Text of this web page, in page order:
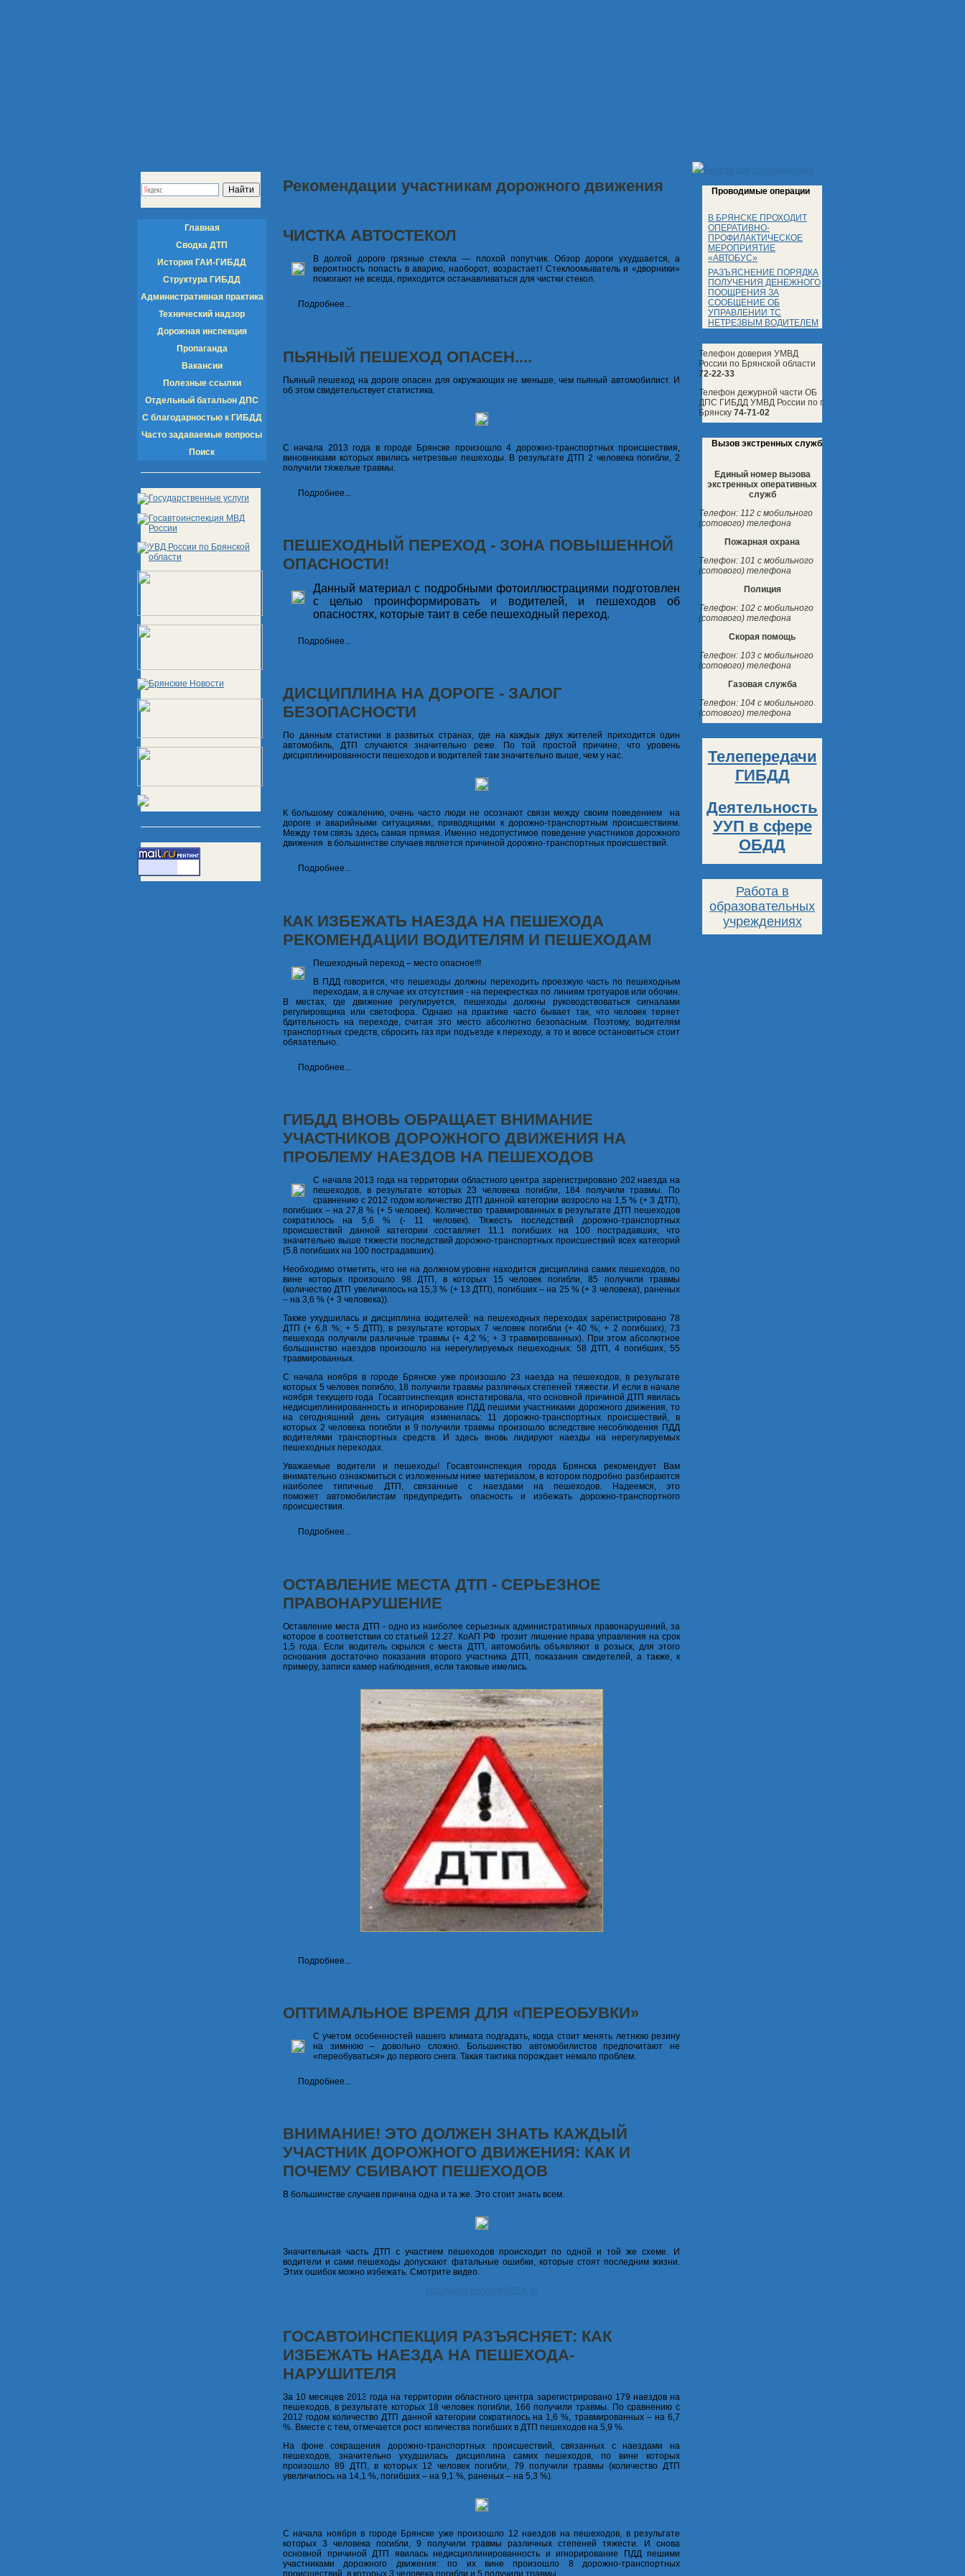
Главная
Сводка ДТП
История ГАИ-ГИБДД
Структура ГИБДД
Административная практика
Технический надзор
Дорожная инспекция
Пропаганда
Вакансии
Полезные ссылки
Отдельный батальон ДПС
С благодарностью к ГИБДД
Часто задаваемые вопросы
Поиск
Рекомендации участникам дорожного движения
ЧИСТКА АВТОСТЕКОЛ
В долгой дороге грязные стекла — плохой попутчик. Обзор дороги ухудшается, а
вероятность попасть в аварию, наоборот, возрастает! Стеклоомыватель и «дворники»
помогают не всегда, приходится останавливаться для чистки стекол.
Подробнее...
ПЬЯНЫЙ ПЕШЕХОД ОПАСЕН....
Пьяный пешеход на дороге опасен для окружающих не меньше, чем пьяный автомобилист. И
об этом свидетельствует статистика.
С начала 2013 года в городе Брянске произошло 4 дорожно-транспортных происшествия,
виновниками которых явились нетрезвые пешеходы. В результате ДТП 2 человека погибли, 2
получили тяжелые травмы.
Подробнее...
ПЕШЕХОДНЫЙ ПЕРЕХОД - ЗОНА ПОВЫШЕННОЙ
ОПАСНОСТИ!
Данный материал с подробными фотоиллюстрациями подготовлен
с целью проинформировать и водителей, и пешеходов об
опасностях, которые таит в себе пешеходный переход.
Подробнее...
ДИСЦИПЛИНА НА ДОРОГЕ - ЗАЛОГ
БЕЗОПАСНОСТИ
По данным статистики в развитых странах, где на каждых двух жителей приходится один
автомобиль, ДТП случаются значительно реже. По той простой причине, что уровень
дисциплинированности пешеходов и водителей там значительно выше, чем у нас.
К большому сожалению, очень часто люди не осознают связи между своим поведением на
дороге и аварийными ситуациями, приводящими к дорожно-транспортным происшествиям.
Между тем связь здесь самая прямая. Именно недопустимое поведение участников дорожного
движения в большинстве случаев является причиной дорожно-транспортных происшествий.
Подробнее...
КАК ИЗБЕЖАТЬ НАЕЗДА НА ПЕШЕХОДА
РЕКОМЕНДАЦИИ ВОДИТЕЛЯМ И ПЕШЕХОДАМ
Пешеходный переход – место опасное!!!
В ПДД говорится, что пешеходы должны переходить проезжую часть по пешеходным
переходам, а в случае их отсутствия - на перекрестках по линиям тротуаров или обочин.
В местах, где движение регулируется, пешеходы должны руководствоваться сигналами
регулировщика или светофора. Однако на практике часто бывает так, что человек теряет
бдительность на переходе, считая это место абсолютно безопасным. Поэтому, водителям
транспортных средств, сбросить газ при подъезде к переходу, а то и вовсе остановиться стоит
обязательно.
Подробнее...
ГИБДД ВНОВЬ ОБРАЩАЕТ ВНИМАНИЕ
УЧАСТНИКОВ ДОРОЖНОГО ДВИЖЕНИЯ НА
ПРОБЛЕМУ НАЕЗДОВ НА ПЕШЕХОДОВ
С начала 2013 года на территории областного центра зарегистрировано 202 наезда на
пешеходов, в результате которых 23 человека погибли, 184 получили травмы. По
сравнению с 2012 годом количество ДТП данной категории возросло на 1,5 % (+ 3 ДТП),
погибших – на 27,8 % (+ 5 человек). Количество травмированных в результате ДТП пешеходов
сократилось на 5,6 % (- 11 человек). Тяжесть последствий дорожно-транспортных
происшествий данной категории составляет 11.1 погибших на 100 пострадавших, что
значительно выше тяжести последствий дорожно-транспортных происшествий всех категорий
(5.8 погибших на 100 пострадавших).
Необходимо отметить, что не на должном уровне находится дисциплина самих пешеходов, по
вине которых произошло 98 ДТП, в которых 15 человек погибли, 85 получили травмы
(количество ДТП увеличилось на 15,3 % (+ 13 ДТП), погибших – на 25 % (+ 3 человека), раненых
– на 3,6 % (+ 3 человека)).
Также ухудшилась и дисциплина водителей: на пешеходных переходах зарегистрировано 78
ДТП (+ 6,8 %; + 5 ДТП), в результате которых 7 человек погибли (+ 40 %; + 2 погибших), 73
пешехода получили различные травмы (+ 4,2 %; + 3 травмированных). При этом абсолютное
большинство наездов произошло на нерегулируемых пешеходных: 58 ДТП, 4 погибших, 55
травмированных.
С начала ноября в городе Брянске уже произошло 23 наезда на пешеходов, в результате
которых 5 человек погибло, 18 получили травмы различных степеней тяжести. И если в начале
ноября текущего года Госавтоинспекция констатировала, что основной причиной ДТП явилась
недисциплинированность и игнорирование ПДД пешими участниками дорожного движения, то
на сегодняшний день ситуация изменилась: 11 дорожно-транспортных происшествий, в
которых 2 человека погибли и 9 получили травмы произошло вследствие несоблюдения ПДД
водителями транспортных средств. И здесь вновь лидируют наезды на нерегулируемых
пешеходных переходах.
Уважаемые водители и пешеходы! Госавтоинспекция города Брянска рекомендует Вам
внимательно ознакомиться с изложенным ниже материалом, в котором подробно разбираются
наиболее типичные ДТП, связанные с наездами на пешеходов. Надеемся, это
поможет автомобилистам предупредить опасность и избежать дорожно-транспортного
происшествия.
Подробнее...
ОСТАВЛЕНИЕ МЕСТА ДТП - СЕРЬЕЗНОЕ
ПРАВОНАРУШЕНИЕ
Оставление места ДТП - одно из наиболее серьезных административных правонарушений, за
которое в соответствии со статьей 12.27. КоАП РФ грозит лишение права управления на срок
1,5 года. Если водитель скрылся с места ДТП, автомобиль объявляют в розыск, для этого
основания достаточно показания второго участника ДТП, показания свидетелей, а также, к
примеру, записи камер наблюдения, если таковые имелись.
Подробнее...
ОПТИМАЛЬНОЕ ВРЕМЯ ДЛЯ «ПЕРЕОБУВКИ»
С учетом особенностей нашего климата подгадать, когда стоит менять летнюю резину
на зимнюю – довольно сложно. Большинство автомобилистов предпочитают не
«переобуваться» до первого снега. Такая тактика порождает немало проблем.
Подробнее...
ВНИМАНИЕ! ЭТО ДОЛЖЕН ЗНАТЬ КАЖДЫЙ
УЧАСТНИК ДОРОЖНОГО ДВИЖЕНИЯ: КАК И
ПОЧЕМУ СБИВАЮТ ПЕШЕХОДОВ
В большинстве случаев причина одна и та же. Это стоит знать всем.
Значительная часть ДТП с участием пешеходов происходит по одной и той же схеме. И
водители и сами пешеходы допускают фатальные ошибки, которые стоят последним жизни.
Этих ошибок можно избежать. Смотрите видео.
ГОСАВТОИНСПЕКЦИЯ РАЗЪЯСНЯЕТ: КАК
ИЗБЕЖАТЬ НАЕЗДА НА ПЕШЕХОДА-
НАРУШИТЕЛЯ
За 10 месяцев 2013 года на территории областного центра зарегистрировано 179 наездов на
пешеходов, в результате которых 18 человек погибли, 166 получили травмы. По сравнению с
2012 годом количество ДТП данной категории сократилось на 1,6 %, травмированных – на 6,7
%. Вместе с тем, отмечается рост количества погибших в ДТП пешеходов на 5,9 %.
На фоне сокращения дорожно-транспортных происшествий, связанных с наездами на
пешеходов, значительно ухудшилась дисциплина самих пешеходов, по вине которых
произошло 89 ДТП, в которых 12 человек погибли, 79 получили травмы (количество ДТП
увеличилось на 14,1 %, погибших – на 9,1 %, раненых – на 5,3 %).
С начала ноября в городе Брянске уже произошло 12 наездов на пешеходов, в результате
которых 3 человека погибли, 9 получили травмы различных степеней тяжести. И снова
основной причиной ДТП явилась недисциплинированность и игнорирование ПДД пешими
участниками дорожного движения: по их вине произошло 8 дорожно-транспортных
происшествий, в которых 3 человека погибли и 5 получили травмы.
Проводимые операции
В БРЯНСКЕ ПРОХОДИТ
ОПЕРАТИВНО-
ПРОФИЛАКТИЧЕСКОЕ
МЕРОПРИЯТИЕ
«АВТОБУС»
РАЗЪЯСНЕНИЕ ПОРЯДКА
ПОЛУЧЕНИЯ ДЕНЕЖНОГО
ПООЩРЕНИЯ ЗА
СООБЩЕНИЕ ОБ
УПРАВЛЕНИИ ТС
НЕТРЕЗВЫМ ВОДИТЕЛЕМ
Телефон доверия УМВД
России по Брянской области
72-22-33
Телефон дежурной части ОБ
ДПС ГИБДД УМВД России по г.
Брянску 74-71-02
Вызов экстренных служб
Единый номер вызова
экстренных оперативных
служб
Телефон: 112 с мобильного
(сотового) телефона
Пожарная охрана
Телефон: 101 с мобильного
(сотового) телефона
Полиция
Телефон: 102 с мобильного
(сотового) телефона
Скорая помощь
Телефон: 103 с мобильного
(сотового) телефона
Газовая служба
Телефон: 104 с мобильного
(сотового) телефона
Телепередачи
ГИБДД
Деятельность
УУП в сфере
ОБДД
Работа в
образовательных
учреждениях